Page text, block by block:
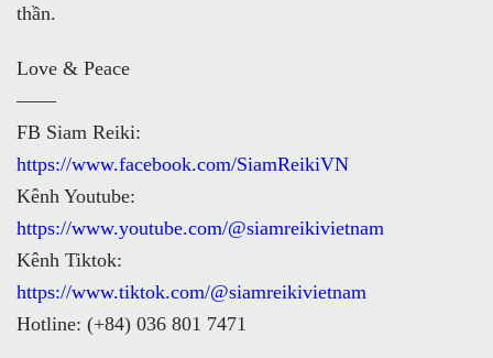
thần.
Love & Peace
——
FB Siam Reiki:
https://www.facebook.com/SiamReikiVN
Kênh Youtube:
https://www.youtube.com/@siamreikivietnam
Kênh Tiktok:
https://www.tiktok.com/@siamreikivietnam
Hotline: (+84) 036 801 7471